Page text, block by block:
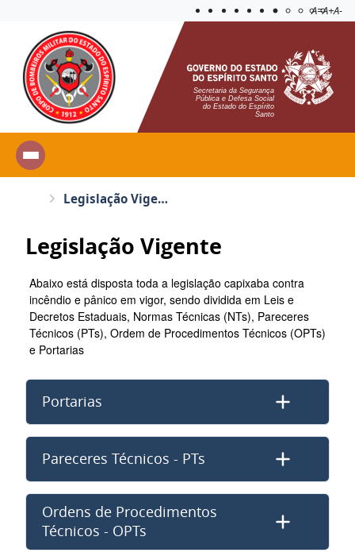
Aplicar
A=A+A-
Secretaria da Segurança
Pública e Defesa Social
do Estado do Espírito
Santo
Legislação Vigente
Legislação Vigente
Abaixo está disposta toda a legislação capixaba contra
incêndio e pânico em vigor, sendo dividida em Leis e
Decretos Estaduais, Normas Técnicas (NTs), Pareceres
Técnicos (PTs), Ordem de Procedimentos Técnicos (OPTs)
e Portarias
Portarias
Pareceres Técnicos - PTs
Ordens de Procedimentos
Técnicos - OPTs